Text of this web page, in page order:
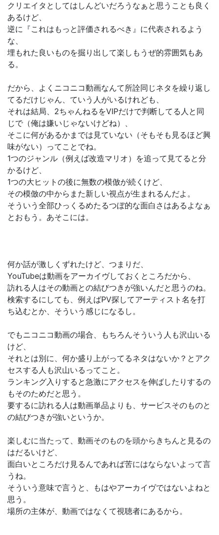
クリエイタとしてはしんどいだろうなぁと思うことも良く
あるけど、
逆に『これはもっと評価されるべき』に代表されるよう
な、
埋もれた良いものを掘り出して楽しもうぜ的雰囲気もあ
る。
だから、よくニコニコ動画なんて所詮同じネタを繰り返し
てるだけじゃん、ていう人がいるけれども、
それは結局、2ちゃんねるをVIPだけで判断してる人と同
じで（俺は嫌いじゃないけどね）、
そこに何があるかまでは見ていない（そもそも見るほど興
味がない）ってことでね。
1つのジャンル（例えば改造マリオ）を追って見てると分
かるけど、
1つの大ヒットの後に無数の模倣が続くけど、
その模倣の中からまた新しい視点が生まれるんだよ。
そういう全部ひっくるめたるつぼ的な面白さはあるよなぁ
とおもう。あそこには。
何か話が激しくずれたけど、つまりだ、
YouTubeは動画をアーカイヴしておくところだから、
訪れる人はその動画との結びつきが強いんだと思うのね。
検索するにしても、例えばPV探してアーティスト名を打
ち込むとか、そういう感じになるし。
でもニコニコ動画の場合、もちろんそういう人も沢山いる
けど、
それとは別に、何か盛り上がってるネタはないか？とアク
セスする人も沢山いるってこと。
ランキング入りすると急激にアクセスを伸ばしたりするの
もそのためだと思う。
要するに訪れる人は動画単品よりも、サービスそのものと
の結びつきが強いというか。
楽しむに当たって、動画そのものを頭からきちんと見るの
はだるいけど、
面白いところだけ見るんであれば苦にはならないよって言
うね。
そういう意味で言うと、もはやアーカイヴではないよねと
思う。
場所の主体が、動画ではなくて視聴者にあるから。